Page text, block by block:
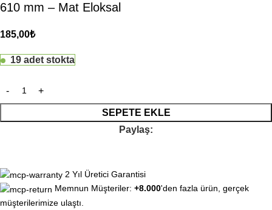
610 mm – Mat Eloksal
185,00₺
19 adet stokta
SEPETE EKLE
Paylaş:
2 Yıl Üretici Garantisi
Memnun Müşteriler: +8.000'den fazla ürün, gerçek
müşterilerimize ulaştı.